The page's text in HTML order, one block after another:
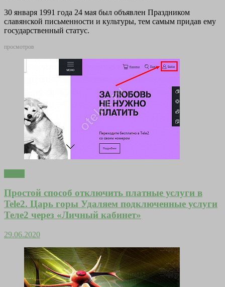
30 января 1991 года 24 мая был объявлен Праздником
славянской письменности и культуры, тем самым придав ему
государственный статус.
просмотров
Простой способ отключить платные услуги в
Tele2. Царь горы Удаляем подключенные услуги
Теле2 через «Личный кабинет»
29.06.2020